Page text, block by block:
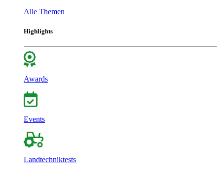
Alle Themen
Highlights
Awards
Events
Landtechniktests